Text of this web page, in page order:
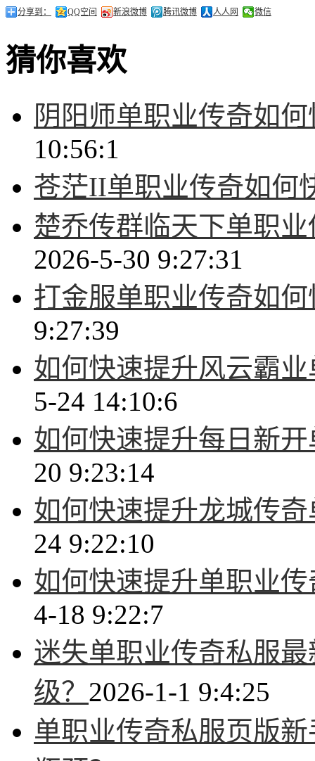
分享到： QQ空间 新浪微博 腾讯微博 人人网 微信
猜你喜欢
阴阳师单职业传奇如
10:56:1
苍茫II单职业传奇如何
楚乔传群临天下单职
2026-5-30 9:27:31
打金服单职业传奇如
9:27:39
如何快速提升风云霸
5-24 14:10:6
如何快速提升每日新
20 9:23:14
如何快速提升龙城传
24 9:22:10
如何快速提升单职业
4-18 9:22:7
迷失单职业传奇私服
级？ 2026-1-1 9:4:25
单职业传奇私服页版